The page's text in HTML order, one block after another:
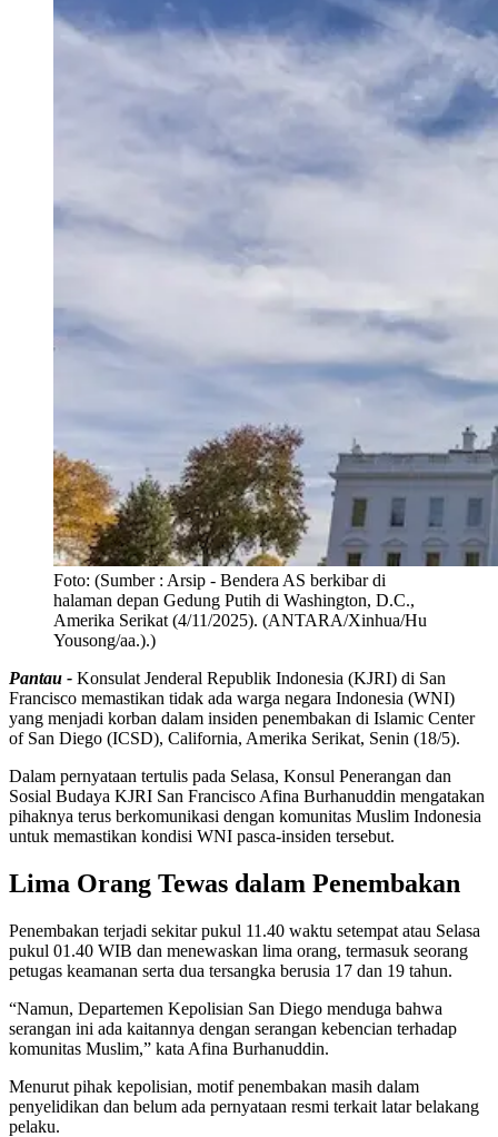
Foto: (Sumber : Arsip - Bendera AS berkibar di
halaman depan Gedung Putih di Washington, D.C.,
Amerika Serikat (4/11/2025). (ANTARA/Xinhua/Hu
Yousong/aa.).)
Pantau - Konsulat Jenderal Republik Indonesia (KJRI) di San
Francisco memastikan tidak ada warga negara Indonesia (WNI)
yang menjadi korban dalam insiden penembakan di Islamic Center
of San Diego (ICSD), California, Amerika Serikat, Senin (18/5).
Dalam pernyataan tertulis pada Selasa, Konsul Penerangan dan
Sosial Budaya KJRI San Francisco Afina Burhanuddin mengatakan
pihaknya terus berkomunikasi dengan komunitas Muslim Indonesia
untuk memastikan kondisi WNI pasca-insiden tersebut.
Lima Orang Tewas dalam Penembakan
Penembakan terjadi sekitar pukul 11.40 waktu setempat atau Selasa
pukul 01.40 WIB dan menewaskan lima orang, termasuk seorang
petugas keamanan serta dua tersangka berusia 17 dan 19 tahun.
“Namun, Departemen Kepolisian San Diego menduga bahwa
serangan ini ada kaitannya dengan serangan kebencian terhadap
komunitas Muslim,” kata Afina Burhanuddin.
Menurut pihak kepolisian, motif penembakan masih dalam
penyelidikan dan belum ada pernyataan resmi terkait latar belakang
pelaku.